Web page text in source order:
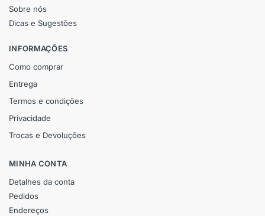
Sobre nós
Dicas e Sugestões
INFORMAÇÕES
Como comprar
Entrega
Termos e condições
Privacidade
Trocas e Devoluções
MINHA CONTA
Detalhes da conta
Pedidos
Endereços